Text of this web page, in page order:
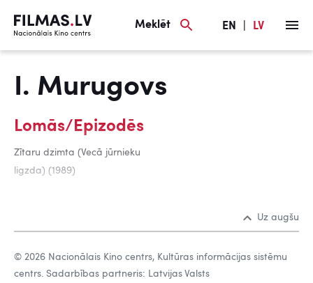
Meklēt EN LV
I. Murugovs
Lomās/Epizodēs
Zītaru dzimta (Vecā jūrnieku
ligzda) (1989)
Uz augšu
© 2026 Nacionālais Kino centrs, Kultūras informācijas sistēmu
centrs. Sadarbības partneris: Latvijas Valsts